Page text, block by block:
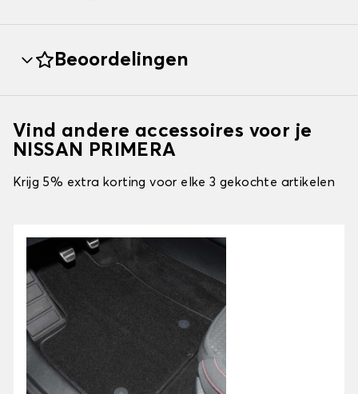
Beoordelingen
Vind andere accessoires voor je
NISSAN PRIMERA
Krijg 5% extra korting voor elke 3 gekochte artikelen